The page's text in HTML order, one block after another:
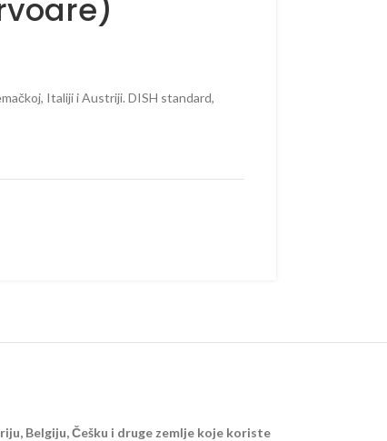
Italiji i Austriji. DISH standard,
Belgiju, Češku i druge zemlje koje koriste